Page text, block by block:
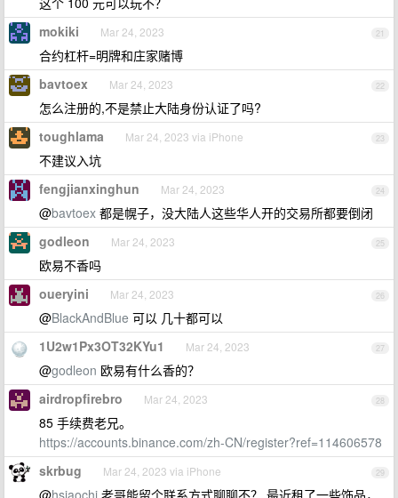
21
mokiki Mar 24, 2023
合约杠杆=明牌和庄家赌博
22
bavtoex Mar 24, 2023
怎么注册的,不是禁止大陆身份认证了吗?
23
toughlama Mar 24, 2023 via iPhone
不建议入坑
24
fengjianxinghun Mar 24, 2023
@bavtoex 都是幌子，没大陆人这些华人开的交易所都要倒闭
25
godleon Mar 24, 2023
欧易不香吗
26
oueryini Mar 24, 2023
@BlackAndBlue 可以 几十都可以
27
1U2w1Px3OT32KYu1 Mar 24, 2023
@godleon 欧易有什么香的？
28
airdropfirebro Mar 24, 2023
85 手续费老兄。
https://accounts.binance.com/zh-CN/register?ref=114606578
29
skrbug Mar 24, 2023 via iPhone
@hsiaochi 老哥能留个联系方式聊聊不？ 最近租了一些饰品，